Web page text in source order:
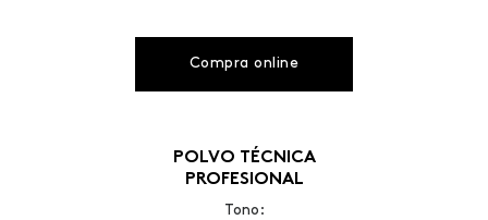
Compra online
POLVO TÉCNICA
PROFESIONAL
Tono: